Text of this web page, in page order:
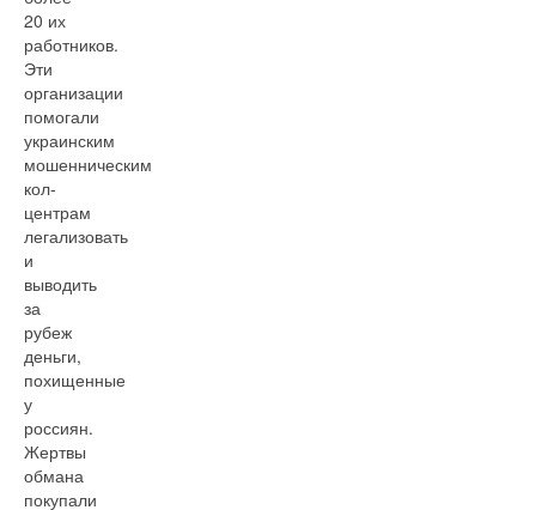
20 их
работников.
Эти
организации
помогали
украинским
мошенническим
кол-
центрам
легализовать
и
выводить
за
рубеж
деньги,
похищенные
у
россиян.
Жертвы
обмана
покупали